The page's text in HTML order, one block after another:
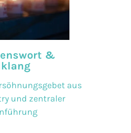
&
aus
und zentraler